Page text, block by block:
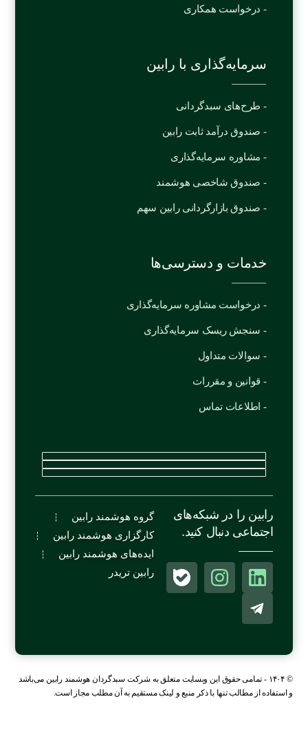
- درخواست همکاری
سرمایه‌گذاری با رابین
- طرح‌های سبدگردانی
- صندوق درآمد ثابت رابین
- مشاوره سرمایه‌‌گذاری
- صندوق شاخصی هوشمند
- صندوق بازارگردانی رابین سهم
خدمات و دسترسی‌ها
- درخواست مشاوره سرمایه‌گذاری
- سنجش ریسک سرمایه‌گذاری
- سوالات متداول
- قوانین و مقررات
- اطلاعات تماس
رابین را در شبکه‌های
اجتماعی دنبال کنید.
گروه هوشمند رابین
کارگزاری هوشمند رابین
ایده‌های هوشمند رابین
رابین تریدر
© ۱۴۰۴ - تمامی حقوق این وبسایت متعلق به شرکت سبدگردان هوشمند رابین می‌باشد
و استفاده از مطالب تنها با ذکر منبع و لینک مستقیم به آن مطلب مجاز است.